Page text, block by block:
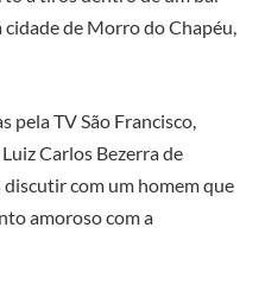
de Morro do Chapéu,
pela TV São Francisco,
Carlos Bezerra de
com um homem que
amoroso com a